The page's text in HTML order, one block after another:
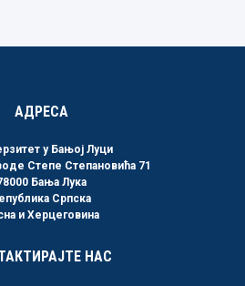
АДРЕСА
у Бањој Луци
Степе Степановића 71
Бања Лука
Српска
и Херцеговина
НАС